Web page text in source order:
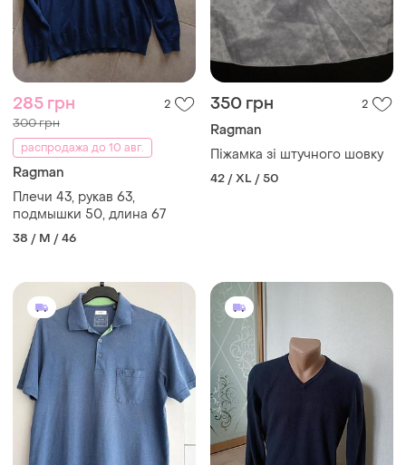
285 грн 2
300 грн
распродажа до 10 авг.
Ragman
Плечи 43, рукав 63,
подмышки 50, длина 67
38 / M / 46
350 грн 2
Ragman
Піжамка зі штучного шовку
42 / XL / 50